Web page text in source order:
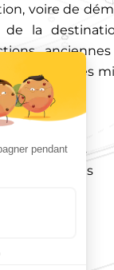
voire de
de la
sur des
OPQIBI:
courantes
complexes